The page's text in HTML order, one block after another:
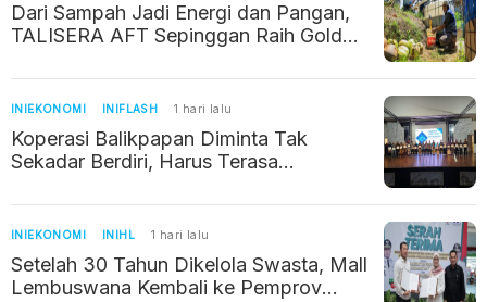
Dari Sampah Jadi Energi dan Pangan,
TALISERA AFT Sepinggan Raih Gold
INIEKONOMI INIFLASH 1 hari lalu
Koperasi Balikpapan Diminta Tak
Sekadar Berdiri, Harus Terasa
INIEKONOMI INIHL 1 hari lalu
Setelah 30 Tahun Dikelola Swasta, Mall
Lembuswana Kembali ke Pemprov